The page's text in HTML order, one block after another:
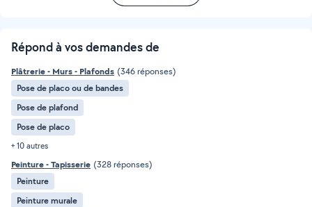
Répond à vos demandes de
Plâtrerie - Murs - Plafonds (346 réponses)
Pose de placo ou de bandes
Pose de plafond
Pose de placo
+ 10 autres
Peinture - Tapisserie (328 réponses)
Peinture
Peinture murale